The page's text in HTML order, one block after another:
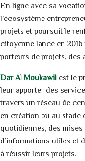
En ligne avec sa
l’écosystème
projets et poursuit le
citoyenne lancé en
porteurs de projets, des
Dar Al Moukawil est le
leur apporter des
travers un réseau de
en création ou au stade
quotidiennes, des
d’informations utiles et
à réussir leurs projets.